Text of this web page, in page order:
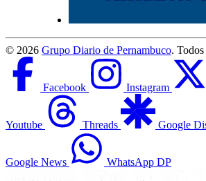
© 2026 Grupo Diario de Pernambuco.
Facebook Instagram
Youtube Threads Google
Google News WhatsApp DP